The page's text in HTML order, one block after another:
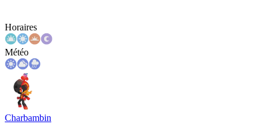
Horaires
Météo
Charbambin